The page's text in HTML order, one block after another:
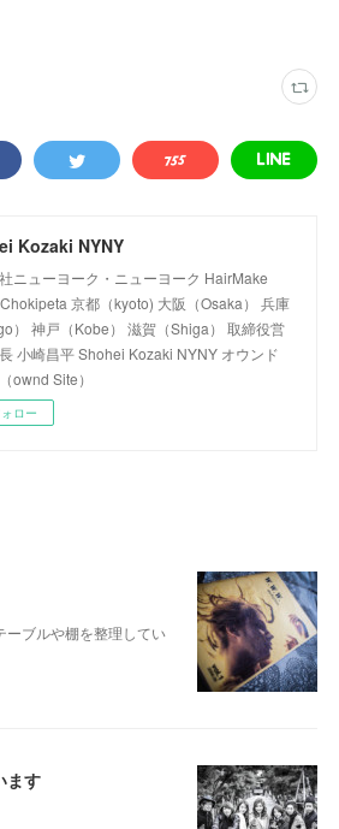
Kozaki NYNY
ニューヨーク・ニューヨーク HairMake
京都（kyoto) 大阪（Osaka） 兵庫
） 神戸（Kobe） 滋賀（Shiga） 取締役営
小崎昌平 Shohei Kozaki NYNY オウンド
ownd Site）
ロー
ーブルや棚を整理してい
ます